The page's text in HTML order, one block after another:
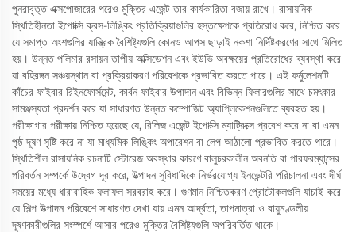
পুনরাবৃত্ত এক্সপোজারের পরেও মুক্তির এজেন্ট তার কার্যকারিতা বজায় রাখে। রাসায়নিক
স্থিতিহীনতা ইপোক্সি ক্রস-লিঙ্কিং প্রতিক্রিয়াগুলির হস্তক্ষেপকে প্রতিরোধ করে, নিশ্চিত করে
যে সমাপ্ত অংশগুলির যান্ত্রিক বৈশিষ্ট্যগুলি কোনও আপস ছাড়াই নকশা নির্দিষ্টকরণের সাথে মিলিত
হয়। উন্নত পলিমার রসায়ন তাপীয় অক্সিডেশন এবং ইউভি অবক্ষয়ের প্রতিরোধের ব্যবস্থা করে
যা বহিরঙ্গন সঞ্চয়স্থান বা প্রক্রিয়াকরণ পরিবেশকে প্রভাবিত করতে পারে। এই ফর্মুলেশনটি
কাঁচের ফাইবার রিইনফোর্সমেন্ট, কার্বন ফাইবার উপাদান এবং বিভিন্ন ফিলারগুলির সাথে চমৎকার
সামঞ্জস্যতা প্রদর্শন করে যা সাধারণত উন্নত কম্পোজিট অ্যাপ্লিকেশনগুলিতে ব্যবহৃত হয়।
পরীক্ষাগার পরীক্ষায় নিশ্চিত হয়েছে যে, রিলিজ এজেন্ট ইপোক্সি ম্যাট্রিক্সে প্রবেশ করে না বা এমন
পৃষ্ঠ দূষণ সৃষ্টি করে না যা মাধ্যমিক লিঙ্কিং অপারেশন বা লেপ আঠালো প্রভাবিত করতে পারে।
স্থিতিশীল রাসায়নিক রচনাটি স্টোরেজ অবস্থার কারণে বালুচরকালীন অবনতি বা পারফরম্যান্সের
পরিবর্তন সম্পর্কে উদ্বেগ দূর করে, উত্পাদন সুবিধাদিকে নির্ভরযোগ্য ইনভেন্টরি পরিচালনা এবং দীর্ঘ
সময়ের মধ্যে ধারাবাহিক ফলাফল সরবরাহ করে। গুণমান নিশ্চিতকরণ প্রোটোকলগুলি যাচাই করে
যে শিল্প উত্পাদন পরিবেশে সাধারণত দেখা যায় এমন আর্দ্রতা, তাপমাত্রা ও বায়ুমণ্ডলীয়
দূষণকারীগুলির সংস্পর্শে আসার পরেও মুক্তির বৈশিষ্ট্যগুলি অপরিবর্তিত থাকে।